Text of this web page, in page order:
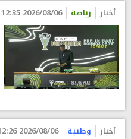
أخبار رياضة 2026/08/06 12:35
أخبار وطنية 2026/08/06 12:26